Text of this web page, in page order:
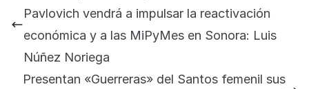
Pavlovich vendrá a impulsar la reactivación
económica y a las MiPyMes en Sonora: Luis
Núñez Noriega
Presentan «Guerreras» del Santos femenil sus